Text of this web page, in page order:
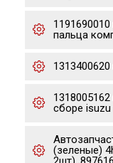
пальца
сборе
(зеленые)